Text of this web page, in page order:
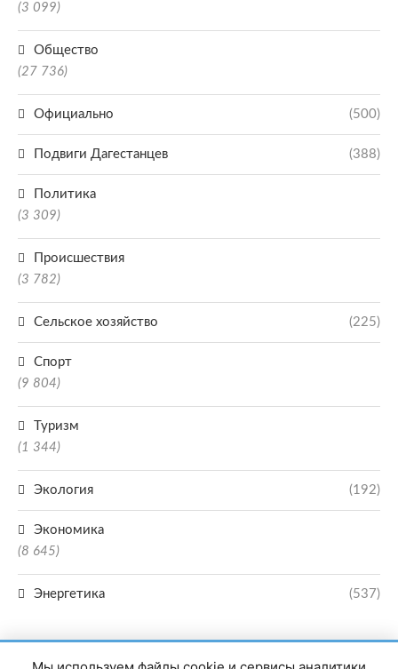
(3 099)
Общество
(27 736)
Официально (500)
Подвиги Дагестанцев (388)
Политика
(3 309)
Происшествия
(3 782)
Сельское хозяйство (225)
Спорт
(9 804)
Туризм
(1 344)
Экология (192)
Экономика
(8 645)
Энергетика (537)